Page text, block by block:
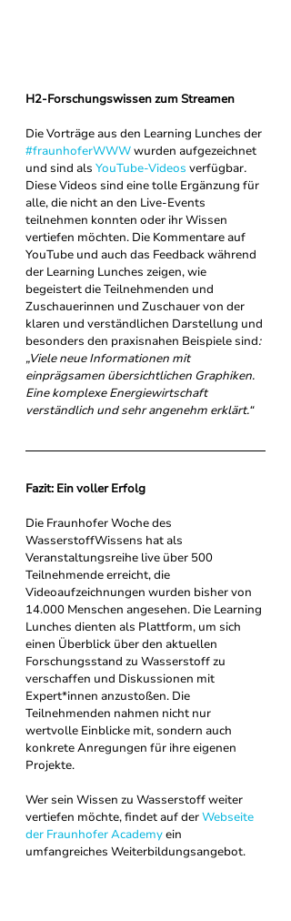
H2-Forschungswissen zum Streamen
Die Vorträge aus den Learning Lunches der
#fraunhoferWWW wurden aufgezeichnet
und sind als YouTube-Videos verfügbar.
Diese Videos sind eine tolle Ergänzung für
alle, die nicht an den Live-Events
teilnehmen konnten oder ihr Wissen
vertiefen möchten. Die Kommentare auf
YouTube und auch das Feedback während
der Learning Lunches zeigen, wie
begeistert die Teilnehmenden und
Zuschauerinnen und Zuschauer von der
klaren und verständlichen Darstellung und
besonders den praxisnahen Beispiele sind:
„Viele neue Informationen mit
einprägsamen übersichtlichen Graphiken.
Eine komplexe Energiewirtschaft
verständlich und sehr angenehm erklärt.“
Fazit: Ein voller Erfolg
Die Fraunhofer Woche des
WasserstoffWissens hat als
Veranstaltungsreihe live über 500
Teilnehmende erreicht, die
Videoaufzeichnungen wurden bisher von
14.000 Menschen angesehen. Die Learning
Lunches dienten als Plattform, um sich
einen Überblick über den aktuellen
Forschungsstand zu Wasserstoff zu
verschaffen und Diskussionen mit
Expert*innen anzustoßen. Die
Teilnehmenden nahmen nicht nur
wertvolle Einblicke mit, sondern auch
konkrete Anregungen für ihre eigenen
Projekte.
Wer sein Wissen zu Wasserstoff weiter
vertiefen möchte, findet auf der Webseite
der Fraunhofer Academy ein
umfangreiches Weiterbildungsangebot.